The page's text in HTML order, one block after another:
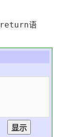
return语